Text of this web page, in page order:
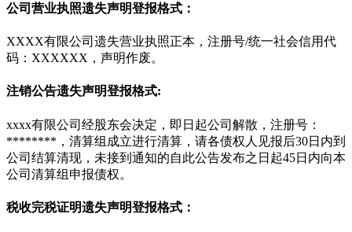
公司营业执照遗失声明登报格式：
XXXX有限公司遗失营业执照正本，注册号/统一社会信用代
码：XXXXXX，声明作废。
注销公告遗失声明登报格式:
xxxx有限公司经股东会决定，即日起公司解散，注册号：
********，清算组成立进行清算，请各债权人见报后30日内到
公司结算清现，未接到通知的自此公告发布之日起45日内向本
公司清算组申报债权。
税收完税证明遗失声明登报格式：